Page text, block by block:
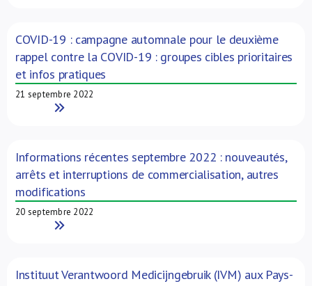
COVID-19 : campagne automnale pour le deuxième
rappel contre la COVID-19 : groupes cibles prioritaires
et infos pratiques
21 septembre 2022
Read More
Informations récentes septembre 2022 : nouveautés,
arrêts et interruptions de commercialisation, autres
modifications
20 septembre 2022
Read More
Instituut Verantwoord Medicijngebruik (IVM) aux Pays-